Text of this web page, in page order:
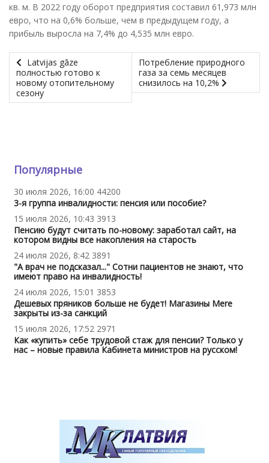
кв. м. В 2022 году оборот предприятия составил 61,973 млн
евро, что на 0,6% больше, чем в предыдущем году, а
прибыль выросла на 7,4% до 4,535 млн евро.
Latvijas gāze
полностью готово к
новому отопительному
сезону
Потребление природного
газа за семь месяцев
снизилось на 10,2%
Популярные
30 июля 2026, 16:00 44200
3-я группа инвалидности: пенсия или пособие?
15 июля 2026, 10:43 3913
Пенсию будут считать по-новому: заработал сайт, на
котором видны все накопления на старость
24 июля 2026, 8:42 3891
"А врач не подсказал..." Сотни пациентов не знают, что
имеют право на инвалидность!
24 июля 2026, 15:01 3853
Дешевых пряников больше не будет! Магазины Mere
закрыты из-за санкций
15 июля 2026, 17:52 2971
Как «купить» себе трудовой стаж для пенсии? Только у
нас – новые правила Кабинета министров на русском!